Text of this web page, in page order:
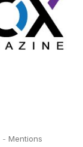
- Mentions